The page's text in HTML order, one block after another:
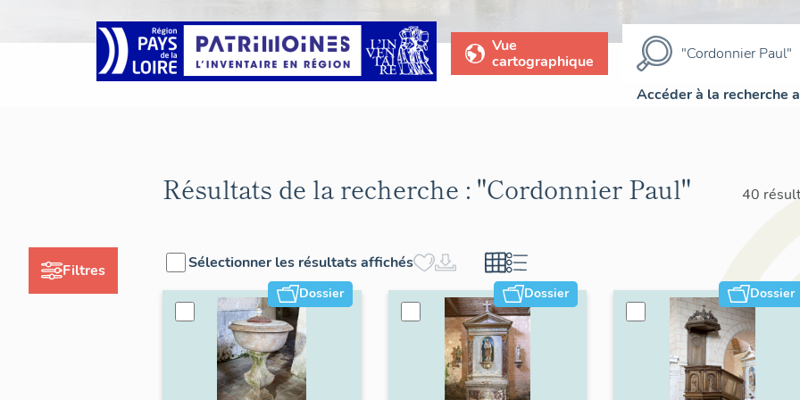
Vue
cartographique
Accéder à la recherche
Filtres
Résultats de la recherche : "Cordonnier Paul" 40
Sélectionner les résultats affichés
Dossier Dossier Dossier